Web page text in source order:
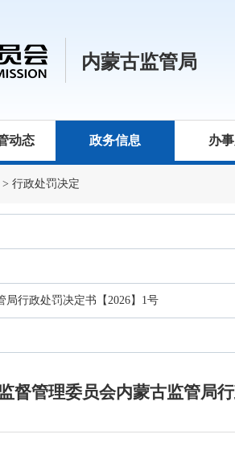
内蒙古监管局
动态 政务信息 办
> 行政处罚决定
行政处罚决定书【2026】1号
督管理委员会内蒙古监管局